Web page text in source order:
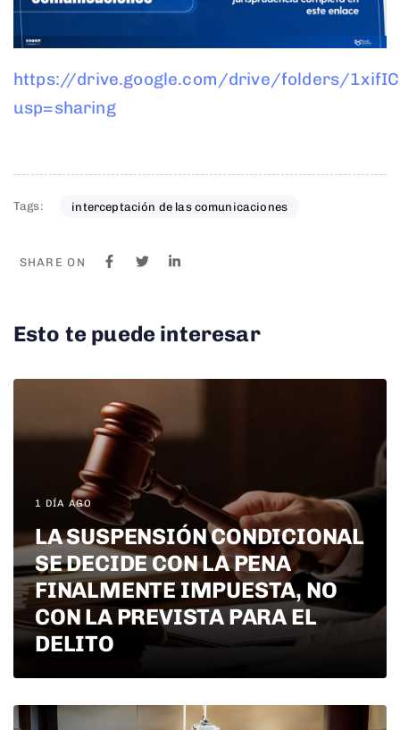
https://drive.google.com/drive/folders/
usp=sharing
Tags: interceptación de las comunicaciones
SHARE ON
Esto te puede interesar
1 DÍA AGO
LA SUSPENSIÓN CONDICIONAL
SE DECIDE CON LA PENA
FINALMENTE IMPUESTA, NO
CON LA PREVISTA PARA EL
DELITO